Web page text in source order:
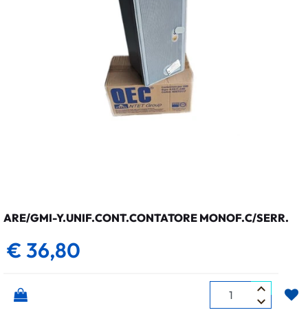
ARE/GMI-Y.UNIF.CONT.CONTATORE MONOF.C/SERR.
€ 36,80
Quantità